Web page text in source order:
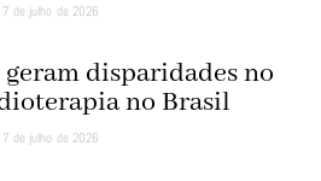
7 de julho de 2026
disparidades no
no Brasil
7 de julho de 2026